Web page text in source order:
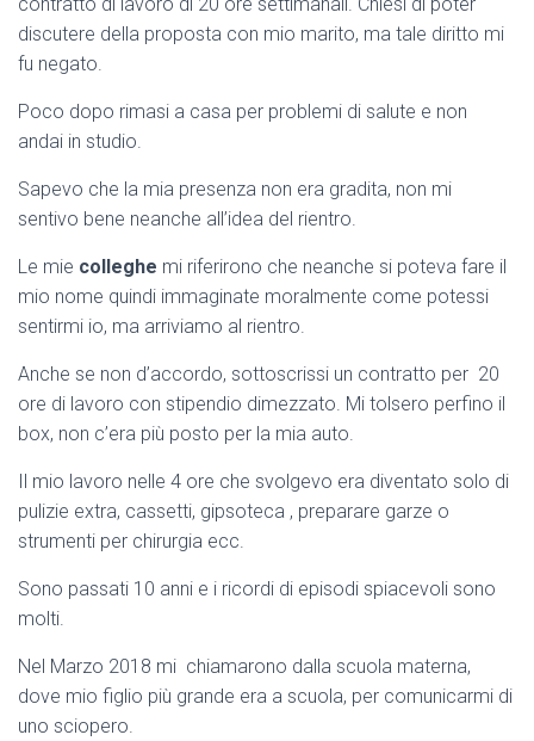
discutere della proposta con mio marito, ma tale diritto mi
fu negato.
Poco dopo rimasi a casa per problemi di salute e non
andai in studio.
Sapevo che la mia presenza non era gradita, non mi
sentivo bene neanche all’idea del rientro.
Le mie colleghe mi riferirono che neanche si poteva fare il
mio nome quindi immaginate moralmente come potessi
sentirmi io, ma arriviamo al rientro.
Anche se non d’accordo, sottoscrissi un contratto per 20
ore di lavoro con stipendio dimezzato. Mi tolsero perfino il
box, non c’era più posto per la mia auto.
Il mio lavoro nelle 4 ore che svolgevo era diventato solo di
pulizie extra, cassetti, gipsoteca , preparare garze o
strumenti per chirurgia ecc.
Sono passati 10 anni e i ricordi di episodi spiacevoli sono
molti.
Nel Marzo 2018 mi chiamarono dalla scuola materna,
dove mio figlio più grande era a scuola, per comunicarmi di
uno sciopero.